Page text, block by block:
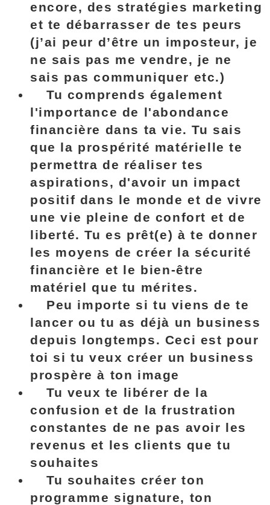
encore, des stratégies marketing
et te débarrasser de tes peurs
(j’ai peur d’être un imposteur, je
ne sais pas me vendre, je ne
sais pas communiquer etc.)
Tu comprends également
l'importance de l'abondance
financière dans ta vie. Tu sais
que la prospérité matérielle te
permettra de réaliser tes
aspirations, d'avoir un impact
positif dans le monde et de vivre
une vie pleine de confort et de
liberté. Tu es prêt(e) à te donner
les moyens de créer la sécurité
financière et le bien-être
matériel que tu mérites.
Peu importe si tu viens de te
lancer ou tu as déjà un business
depuis longtemps. Ceci est pour
toi si tu veux créer un business
prospère à ton image
Tu veux te libérer de la
confusion et de la frustration
constantes de ne pas avoir les
revenus et les clients que tu
souhaites
Tu souhaites créer ton
programme signature, ton